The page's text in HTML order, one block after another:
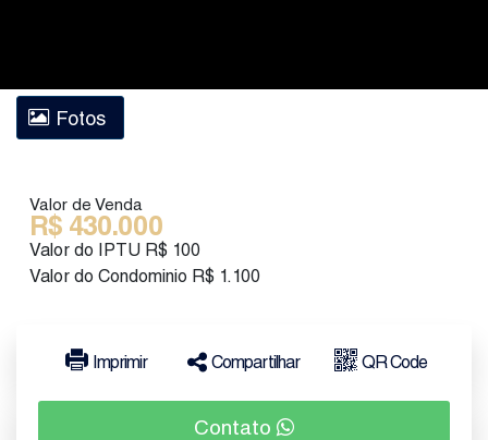
Fotos
R$ 430.000
Valor de Venda
Valor do IPTU R$ 100
Valor do Condominio R$ 1.100
Imprimir Compartilhar QR Code
Contato